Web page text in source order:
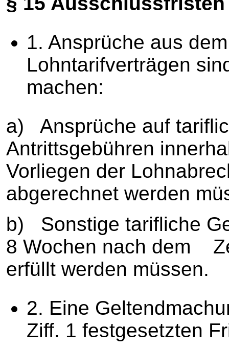
1. Ansprüche aus
Lohntarifverträgen
machen:
a) Ansprüche auf
Antrittsgebühren
Vorliegen der
abgerechnet werden
b) Sonstige tarifliche
8 Wochen nach dem
erfüllt werden müssen.
2. Eine
Ziff. 1 festgesetzten